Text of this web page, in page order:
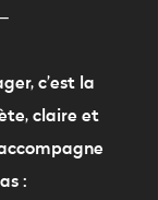
c’est la
claire et
: